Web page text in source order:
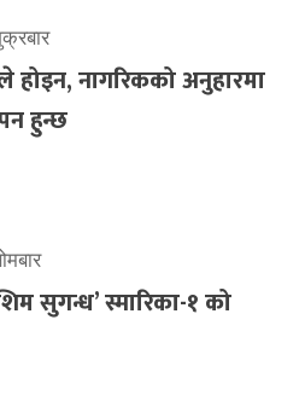
होइन, नागरिकको अनुहारमा
हुन्छ
सुगन्ध’ स्मारिका-१ को